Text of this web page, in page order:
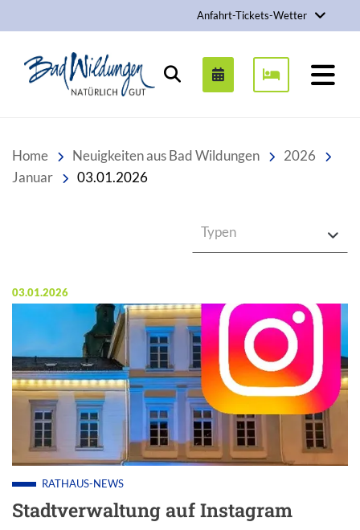
Anfahrt-Tickets-Wetter
Stadt Bad Wildungen
Suchen
Home Neuigkeiten aus Bad Wildungen
2026
Januar
03.01.2026
Typen
Veröffentlicht am:
03.01.2026
Stadtverwaltung auf Instagram
RATHAUS-NEWS